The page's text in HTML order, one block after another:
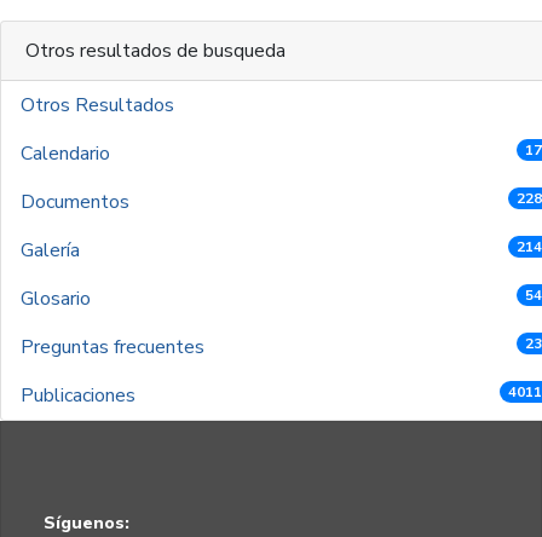
Otros resultados de busqueda
Otros Resultados
Calendario
Documentos
Galería
Glosario
Preguntas frecuentes
Publicaciones
Síguenos: